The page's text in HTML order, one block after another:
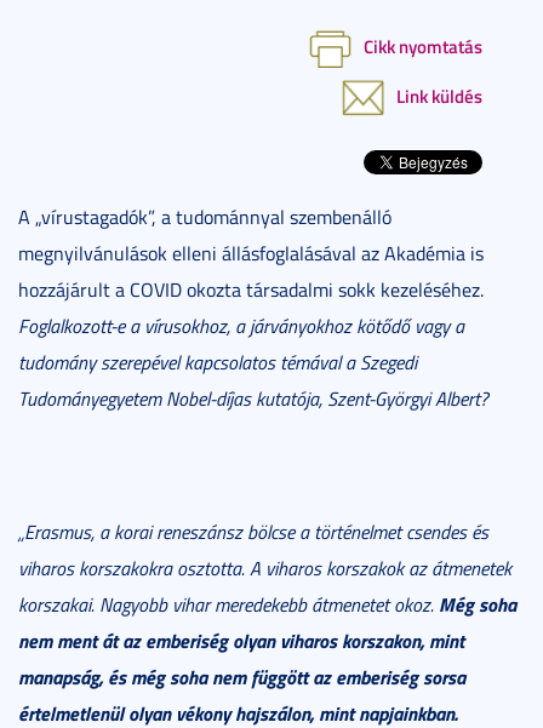
Cikk nyomtatás
Link küldés
A „vírustagadók”, a tudománnyal szembenálló
megnyilvánulások elleni állásfoglalásával az Akadémia is
hozzájárult a COVID okozta társadalmi sokk kezeléséhez.
Foglalkozott-e a vírusokhoz, a járványokhoz kötődő vagy a
tudomány szerepével kapcsolatos témával a Szegedi
Tudományegyetem Nobel-díjas kutatója, Szent-Györgyi Albert?
„Erasmus, a korai reneszánsz bölcse a történelmet csendes és
viharos korszakokra osztotta. A viharos korszakok az átmenetek
korszakai. Nagyobb vihar meredekebb átmenetet okoz. Még soha
nem ment át az emberiség olyan viharos korszakon, mint
manapság, és még soha nem függött az emberiség sorsa
értelmetlenül olyan vékony hajszálon, mint napjainkban.